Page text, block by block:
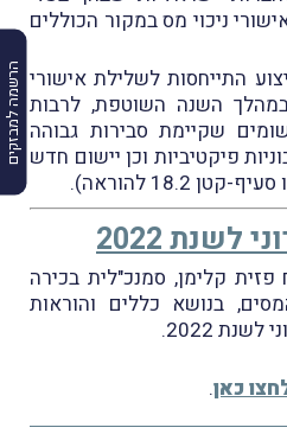
הרשמה למבזקים
ניכוי מס במקור הכוללים
התייחסות לשלילת אישורי
השנה השוטפת, לרבות
שקיימת סבירות גבוהה
פיקטיביות וכן יישום חדש
18.2 להוראה).
קלימן, סמנכ"לית בכירה
בנושא כללים והוראות
כאן.